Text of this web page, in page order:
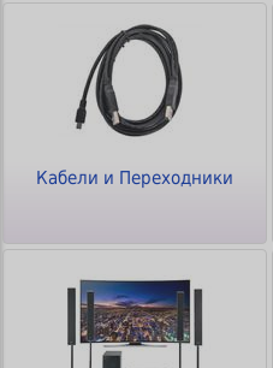
Кабели и Переходники